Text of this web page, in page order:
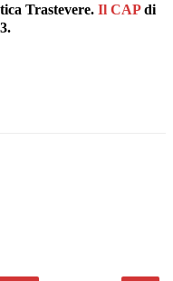
Trastevere. Il CAPdi